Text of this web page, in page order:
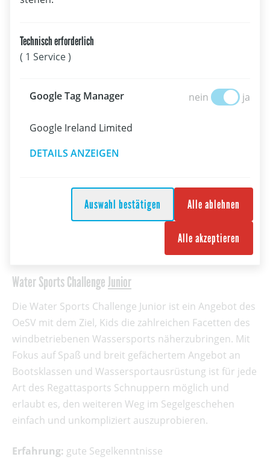
Water Sports ChallengeJunior
Die Water Sports Challenge Junior ist ein Angebot des
OeSV mit dem Ziel, Kids die zahlreichen Facetten des
windbetriebenen Wassersports näherzubringen. Mit
Fokus auf Spaß und breit gefächertem Angebot an
Bootsklassen und Wassersportausrüstung ist für jede
Art des Regattasports Schnuppern möglich und
erlaubt es, den weiteren Weg im Segelgeschehen
einfach und unkompliziert auszuprobieren.
Erfahrung: gute Segelkenntnisse
Technisch erforderlich
( 1 Service )
Google Tag Manager nein
Google Tag ja
Google Ireland Limited
DETAILS ANZEIGEN
Auswahl bestätigen Alle ablehnen
Alle akzeptieren